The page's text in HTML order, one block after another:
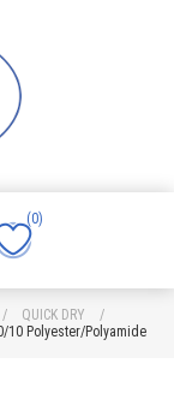
(0)
/ QUICK DRY
/
10 Polyester/Polyamide